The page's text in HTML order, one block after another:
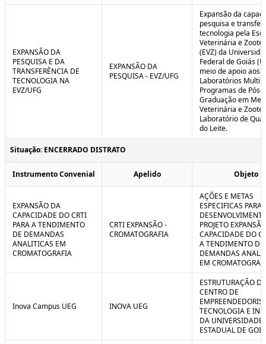
EXPANSÃO DA
PESQUISA E DA
TRANSFERÊNCIA DE
TECNOLOGIA NA
EVZ/UFG
EXPANSÃO DA
PESQUISA - EVZ/UFG
Expansão da
pesquisa e
tecnologia pela
Veterinária e
(EVZ) da
Federal de Goiás
meio de apoio aos
Laboratórios
Programas de Pós-
Graduação em
Veterinária e
Laboratório de
do Leite.
Situação: ENCERRADO DISTRATO
Instrumento Convenial Apelido Objeto
EXPANSÃO DA
CAPACIDADE DO CRTI
PARA A TENDIMENTO
DE DEMANDAS
ANALITICAS EM
CROMATOGRAFIA
CRTI EXPANSÃO -
CROMATOGRAFIA
AÇÕES E METAS
ESPECIFICAS PARA
PROJETO
CAPACIDADE DO
A TENDIMENTO DE
DEMANDAS
EM
Inova Campus UEG INOVA UEG
ESTRUTURAÇÃO
CENTRO DE
TECNOLOGIA E
DA UNIVERSIDADE
ESTADUAL DE